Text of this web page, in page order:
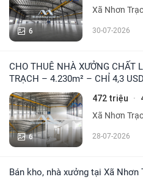
6
Xã Nhơn
30-07-2026
CHO THUÊ NHÀ XƯỞNG CHẤT LƯỢNG CAO TẠI NHƠN
TRẠCH – 4.230m² – CHỈ 4,3
6
472 triệu ·
Xã Nhơn
28-07-2026
Bán kho, nhà xưởng tại Xã